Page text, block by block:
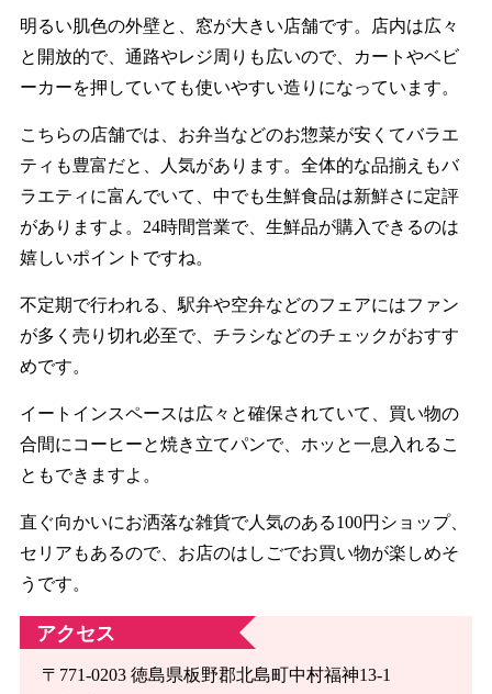
明るい肌色の外壁と、窓が大きい店舗です。店内は広々
と開放的で、通路やレジ周りも広いので、カートやベビ
ーカーを押していても使いやすい造りになっています。
こちらの店舗では、お弁当などのお惣菜が安くてバラエ
ティも豊富だと、人気があります。全体的な品揃えもバ
ラエティに富んでいて、中でも生鮮食品は新鮮さに定評
がありますよ。24時間営業で、生鮮品が購入できるのは
嬉しいポイントですね。
不定期で行われる、駅弁や空弁などのフェアにはファン
が多く売り切れ必至で、チラシなどのチェックがおすす
めです。
イートインスペースは広々と確保されていて、買い物の
合間にコーヒーと焼き立てパンで、ホッと一息入れるこ
ともできますよ。
直ぐ向かいにお洒落な雑貨で人気のある100円ショップ、
セリアもあるので、お店のはしごでお買い物が楽しめそ
うです。
アクセス
〒771-0203 徳島県板野郡北島町中村福神13-1